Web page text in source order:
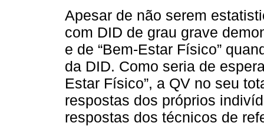
Apesar de não serem
com DID de grau grave
e de “Bem-Estar Físico”
da DID. Como seria de
Estar Físico”, a QV no seu
respostas dos próprios
respostas dos técnicos de